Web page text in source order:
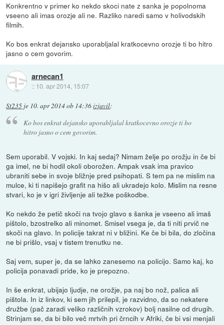
Konkrentno v primer ko nekdo skoci nate z sanka je popolnoma
vseeno ali imas orozje ali ne. Razliko naredi samo v holivodskih
filmih.
Ko bos enkrat dejansko uporabljalal kratkocevno orozje ti bo hitro
jasno o cem govorim.
arnecan1
:: 10. apr 2014, 15:07
St235 je 10. apr 2014 ob 14:36izjavil:
Ko bos enkrat dejansko uporabljalal kratkocevno orozje ti bo
hitro jasno o cem govorim.
Sem uporabil. V vojski. In kaj sedaj? Nimam želje po orožju in če bi
ga imel, ne bi hodil okoli oborožen. Ampak vsak ima pravico
ubraniti sebe in svoje bližnje pred psihopati. S tem pa ne mislim na
mulce, ki ti napišejo grafit na hišo ali ukradejo kolo. Mislim na resne
stvari, ko je v igri življenje ali težke poškodbe.
Ko nekdo že petič skoči na tvojo glavo s šanka je vseeno ali imaš
pištolo, bzostrelko ali minomet. Smisel vsega je, da ti niti prvič ne
skoči na glavo. In policije takrat ni v bližini. Ke če bi bila, do zločina
ne bi prišlo, vsaj v tistem trenutku ne.
Saj vem, super je, da se lahko zanesemo na policijo. Samo kaj, ko
policija ponavadi pride, ko je prepozno.
In še enkrat, ubijajo ljudje, ne orožje, pa naj bo nož, palica ali
pištola. In iz linkov, ki sem jih prilepil, je razvidno, da so nekatere
družbe (pač zaradi veliko različnih vzrokov) bolj nasilne od drugih.
Strinjam se, da bi bilo več mrtvih pri črncih v Afriki, če bi vsi menjali